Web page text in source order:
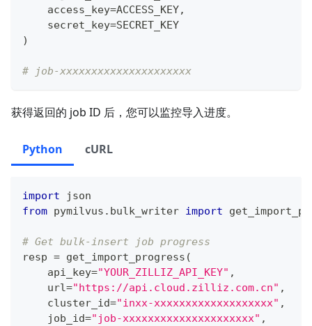
    access_key
=ACCESS_KEY,
    secret_key
=SECRET_KEY
)
# job-xxxxxxxxxxxxxxxxxxxxx
获得返回的 job ID 后，您可以监控导入进度。
Python cURL
import json
from pymilvus . bulk_writer import
# Get bulk-insert job progress
resp = get_import_progress (
    api_key
="YOUR_ZILLIZ_API_KEY" ,
    url
="https://api.cloud.zilliz.com.cn" ,
    cluster_id
="inxx-xxxxxxxxxxxxxxxxxxx" ,
    job_id
="job-xxxxxxxxxxxxxxxxxxxxx" ,